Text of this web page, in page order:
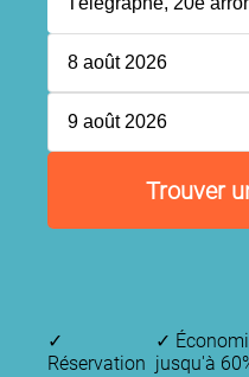
8 août 2026
9 août 2026
Trouver
✓
Réservation
✓
jusqu'à